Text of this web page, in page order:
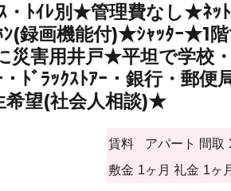
ﾄｲﾚ別★管理費なし★ﾈｯ
(録画機能付)★ｼｬｯﾀｰ★1
災害用井戸★平坦で学校
ﾄﾞﾗｯｸｽﾄｱｰ・銀行・郵
望(社会人相談)★
賃料 アパート 間取
敷金 1ヶ月 礼金 1ヶ